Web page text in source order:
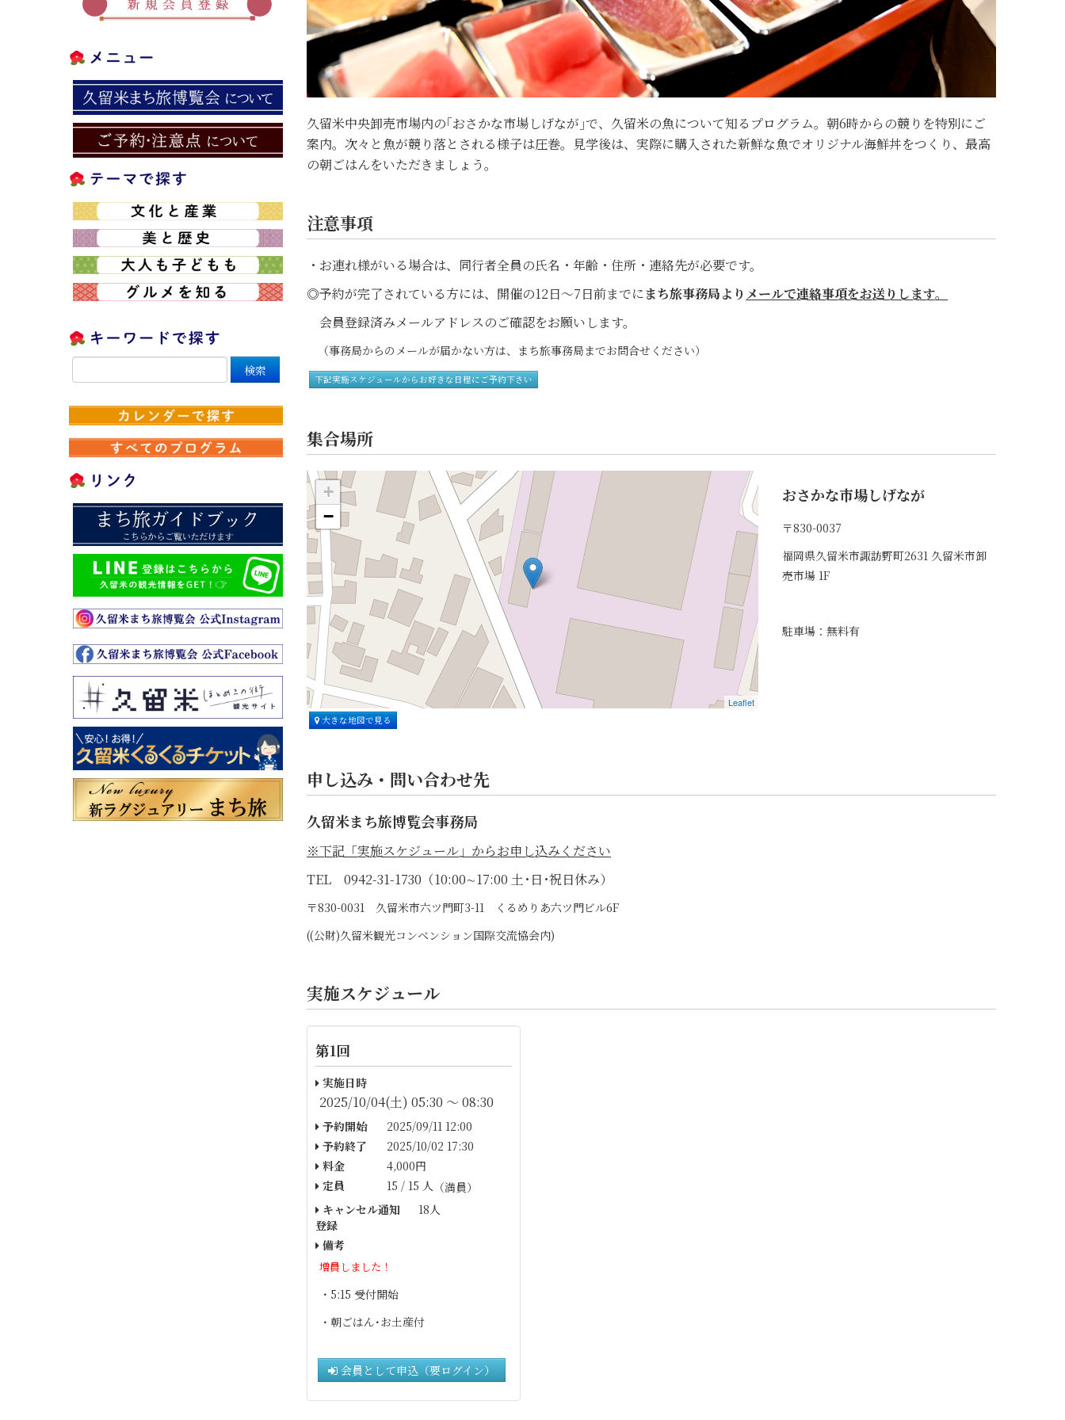
久留米中央卸売市場内の｢おさかな市場しげなが｣で、久留米の魚について知るプログラム。朝6時からの競りを特別にご
案内。次々と魚が競り落とされる様子は圧巻。見学後は、実際に購入された新鮮な魚でオリジナル海鮮丼をつくり、最高
の朝ごはんをいただきましょう。
注意事項
・お連れ様がいる場合は、同行者全員の氏名・年齢・住所・連絡先が必要です。
◎予約が完了されている方には、開催の12日～7日前までにまち旅事務局より メールで連絡事項をお送りします。
会員登録済みメールアドレスのご確認をお願いします。
（事務局からのメールが届かない方は、まち旅事務局までお問合せください）
下記実施スケジュールからお好きな日程にご予約下さい
集合場所
+
−
Leaflet
大きな地図で見る
おさかな市場しげなが
〒830-0037
福岡県久留米市諏訪野町2631 久留米市卸
売市場 1F
駐車場：無料有
申し込み・問い合わせ先
久留米まち旅博覧会事務局
※下記「実施スケジュール」からお申し込みください
TEL 0942-31-1730（10:00∼17:00 土･日･祝日休み）
〒830-0031 久留米市六ツ門町3-11 くるめりあ六ツ門ビル6F
((公財)久留米観光コンベンション国際交流協会内)
実施スケジュール
第1回
実施日時
2025/10/04(土) 05:30 〜 08:30
予約開始
2025/09/11 12:00
予約終了
2025/10/02 17:30
料金
4,000円
定員
15 / 15 人 （満員）
キャンセル通知
登録
18人
備考
増員しました！
・5:15 受付開始
・朝ごはん･お土産付
会員として申込（要ログイン）